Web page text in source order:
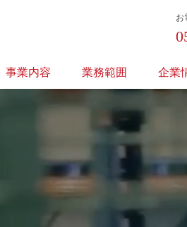
お
事業内容 業務範囲 企業